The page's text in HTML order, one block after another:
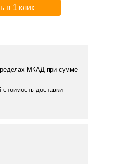
в 1 клик
МКАД при сумме
стоимость доставки